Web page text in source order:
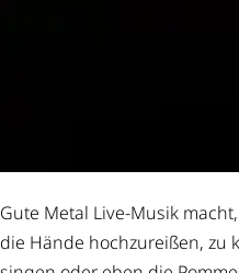
Gute Metal Live-Musik
die Hände hochzureißen, zu